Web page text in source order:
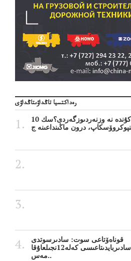
رەداكتسيا تاڭداۋىتاڭداۋى
10 كۇندە نە وزنەردىوزگەردى؟سك
قوناەۆتاعى سوت: سادىرسوتدى
12سادىربايدىتاعىسى كەلە12نجىلعاۇقا
مەس..